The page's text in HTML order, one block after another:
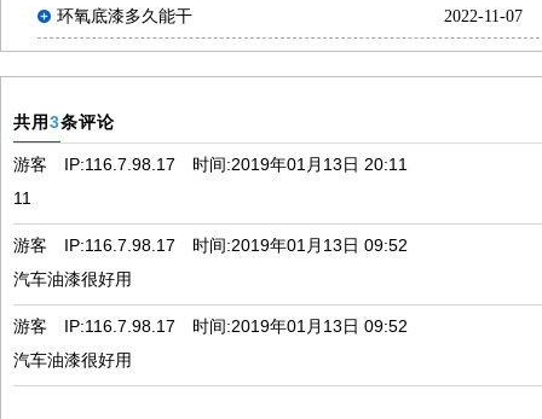
环氧底漆多久能干 2022-11-07
共用3条评论
游客 IP:116.7.98.17 时间:2019年01月13日 20:11
11
游客 IP:116.7.98.17 时间:2019年01月13日 09:52
汽车油漆很好用
游客 IP:116.7.98.17 时间:2019年01月13日 09:52
汽车油漆很好用